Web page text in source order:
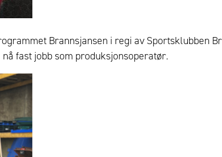
Brannsjansen i regi av Sportsklubben
fast jobb som produksjonsoperatør.